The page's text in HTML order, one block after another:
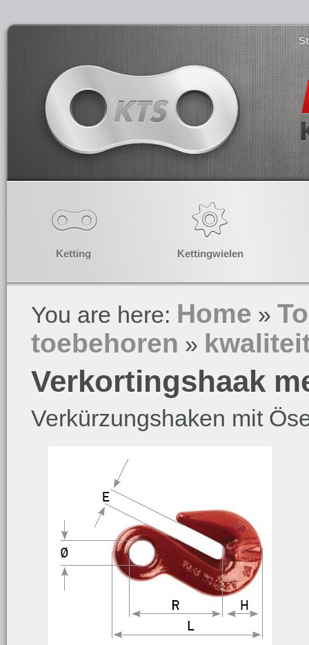
Ketting Kettingwielen
You are here: Home »
toebehoren »
Verkortingshaak
Verkürzungshaken mit